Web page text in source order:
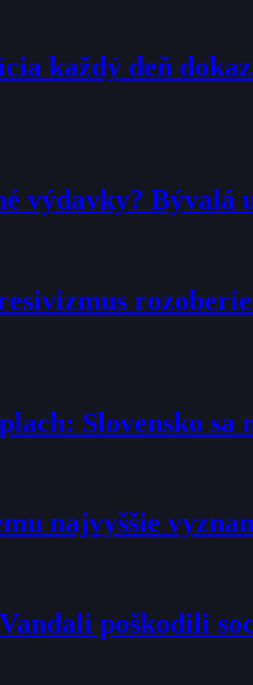
každý deň
výdavky? Bývalá
Slovensko
najvyššie
poškodili